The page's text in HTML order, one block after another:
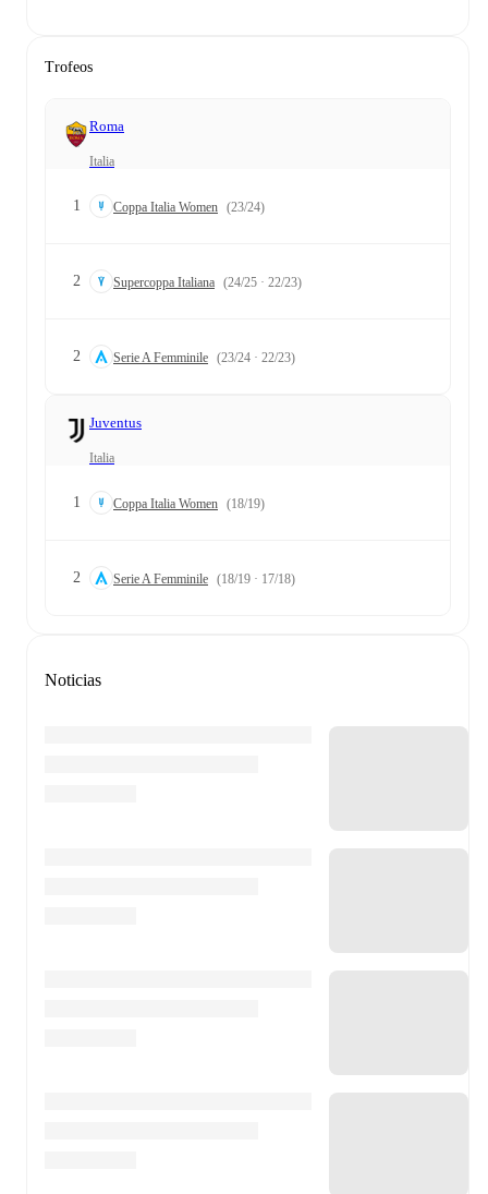
Trofeos
Roma
Italia
1 Coppa Italia Women (23/24)
2 Supercoppa Italiana (24/25 · 22/23)
2 Serie A Femminile (23/24 · 22/23)
Juventus
Italia
1 Coppa Italia Women (18/19)
2 Serie A Femminile (18/19 · 17/18)
Noticias